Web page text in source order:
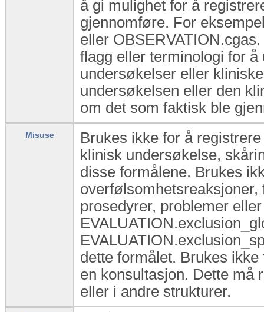
å gi mulighet for å
gjennomføre. For
eller
flagg eller terminologi for
undersøkelser eller
undersøkelsen eller den
om det som faktisk ble
Misuse
Brukes ikke for å
klinisk undersøkelse,
disse formålene. Brukes
prosedyrer, problemer
dette formålet. Brukes
en konsultasjon. Dette må
eller i andre strukturer.